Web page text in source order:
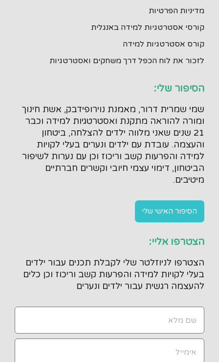
מדיניות הפרטיות
קורסי אסטרטגיות למידה באנגלית
קורס אסטרטגיות למידה
לזכור את לוח הכפל דרך משחקים ואסטרטגיות
הסיפור שלי:
שמי שמרית דרור, מאמנת נוירופידבק, אשת חינוך
ומורה להוראה מתקנת ואסטרטגיות למידה וכבר
21 שנים שאני מלווה ילדים להצלחה, ביטחון
והעצמה. עובדת עם ילדים ונערים בעלי לקויות
למידה והפרעות קשב וריכוז וכן עם נערות לשיפור
הביטחון, דימוי עצמי חיובי וקשרים חברתיים
מיטיבים.
הסיפור האישי שלי
הצטרפו אליי:
הצטרפו לניוזלטר שלי לקבלת תכנים עבור ילדים
בעלי לקויות למידה והפרעות קשב וריכוז וכן כלים
להעצמה רגשית עבור ילדים ונערים